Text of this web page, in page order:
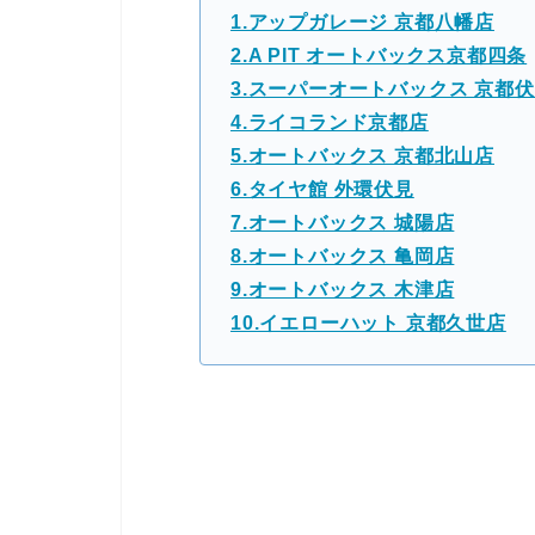
1.アップガレージ 京都八幡店
2.A PIT オートバックス京都四条
3.スーパーオートバックス 京都
4.ライコランド京都店
5.オートバックス 京都北山店
6.タイヤ館 外環伏見
7.オートバックス 城陽店
8.オートバックス 亀岡店
9.オートバックス 木津店
10.イエローハット 京都久世店